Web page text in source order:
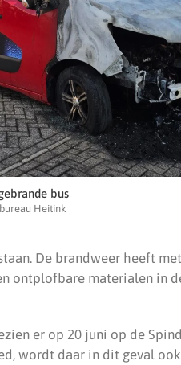
bus
Heitink
De brandweer heeft
ontplofbare materialen in
er op 20 juni op de
wordt daar in dit geval